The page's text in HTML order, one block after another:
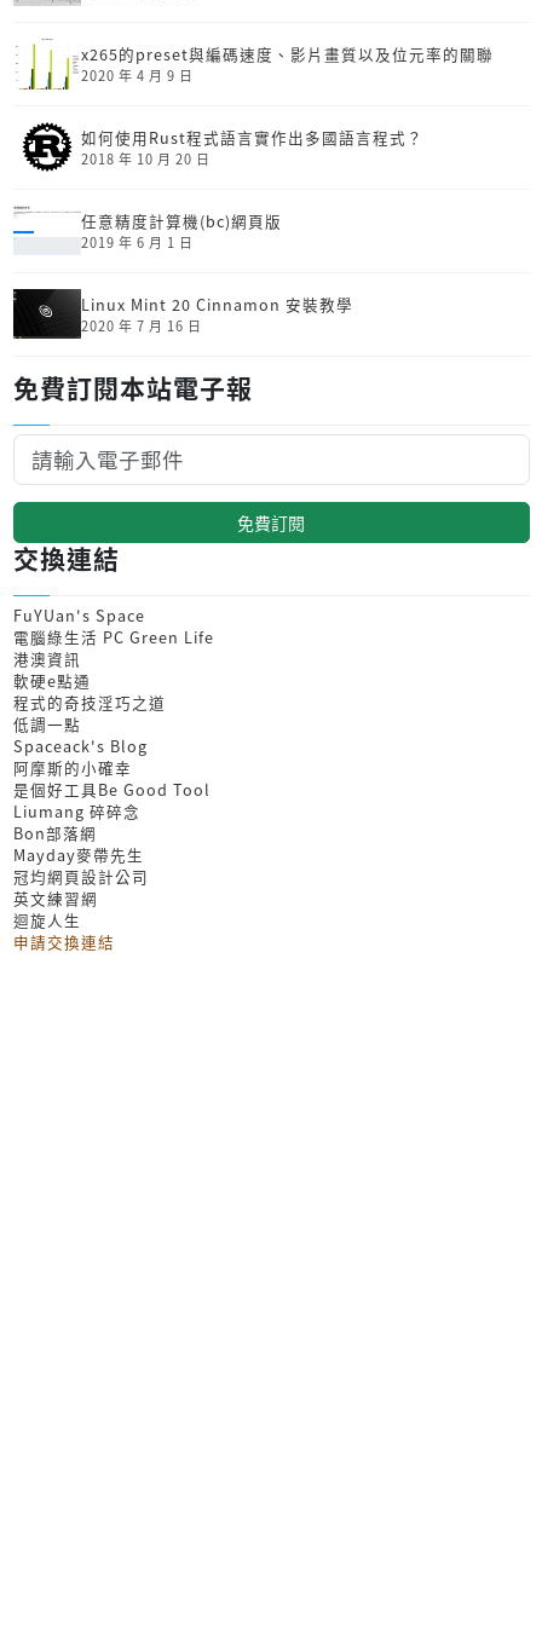
x265的preset與編碼速度、影片畫質以及位元率的關聯
2020 年 4 月 9 日
如何使用Rust程式語言實作出多國語言程式？
2018 年 10 月 20 日
任意精度計算機(bc)網頁版
2019 年 6 月 1 日
Linux Mint 20 Cinnamon 安裝教學
2020 年 7 月 16 日
免費訂閱本站電子報
免費訂閱
交換連結
FuYUan's Space
電腦綠生活 PC Green Life
港澳資訊
軟硬e點通
程式的奇技淫巧之道
低調一點
Spaceack's Blog
阿摩斯的小確幸
是個好工具Be Good Tool
Liumang 碎碎念
Bon部落網
Mayday麥帶先生
冠均網頁設計公司
英文練習網
迴旋人生
申請交換連結